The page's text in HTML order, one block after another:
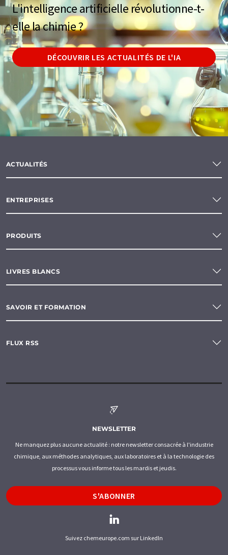
L'intelligence artificielle révolutionne-t-
elle la chimie ?
DÉCOUVRIR LES ACTUALITÉS DE L'IA
ACTUALITÉS
ENTREPRISES
PRODUITS
LIVRES BLANCS
SAVOIR ET FORMATION
FLUX RSS
NEWSLETTER
Ne manquez plus aucune actualité : notre newsletter consacrée à l'industrie
chimique, aux méthodes analytiques, aux laboratoires et à la technologie des
processus vous informe tous les mardis et jeudis.
S'ABONNER
Suivez chemeurope.com sur LinkedIn